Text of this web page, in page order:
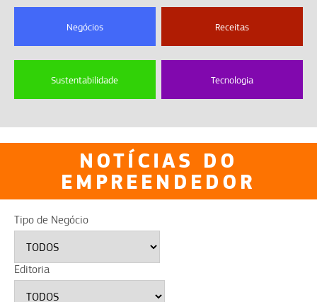
Negócios Receitas
Sustentabilidade Tecnologia
NOTÍCIAS DO
EMPREENDEDOR
Tipo de Negócio
Editoria